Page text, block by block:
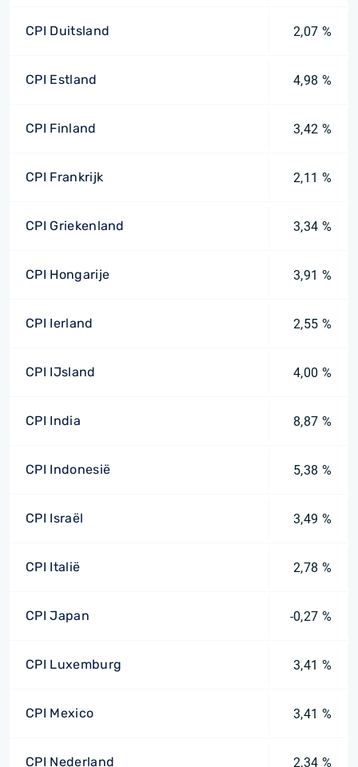
CPI Duitsland 2,07 %
CPI Estland 4,98 %
CPI Finland 3,42 %
CPI Frankrijk 2,11 %
CPI Griekenland 3,34 %
CPI Hongarije 3,91 %
CPI Ierland 2,55 %
CPI IJsland 4,00 %
CPI India 8,87 %
CPI Indonesië 5,38 %
CPI Israël 3,49 %
CPI Italië 2,78 %
CPI Japan -0,27 %
CPI Luxemburg 3,41 %
CPI Mexico 3,41 %
CPI Nederland 2,34 %